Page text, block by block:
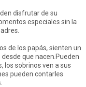
disfrutar de su
especiales sin la
de los papás, sienten un
que nacen.Pueden
los sobrinos ven a sus
pueden contarles